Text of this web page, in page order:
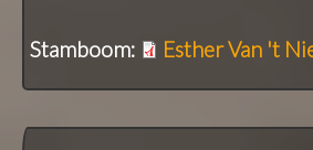
Stamboom: Esther Van 't